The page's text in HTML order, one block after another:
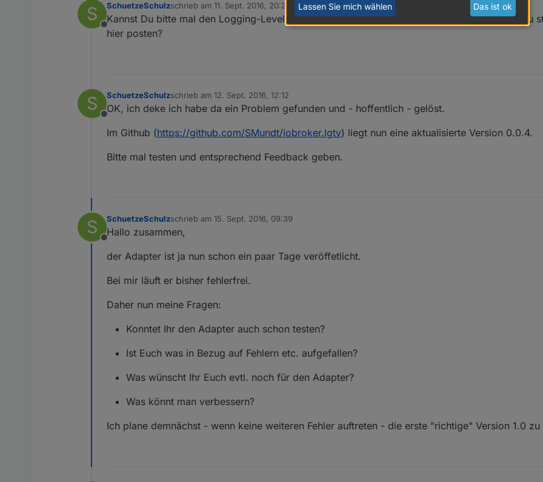
S
Offline
SchuetzeSchulzschrieb am 11. Sept. 2016, 20:20
zuletzt editiert von
Kannst Du bitte mal den Logging-Level für den Adapter auf "Debug" stellen, den Adapter neu
hier posten?
S
Offline
SchuetzeSchulzschrieb am 12. Sept. 2016, 12:12
zuletzt editiert von
OK, ich deke ich habe da ein Problem gefunden und - hoffentlich - gelöst.
Im Github (https://github.com/SMundt/iobroker.lgtv) liegt nun eine aktualisierte Version 0.0.4.
Bitte mal testen und entsprechend Feedback geben.
S
Offline
SchuetzeSchulzschrieb am 15. Sept. 2016, 09:39
zuletzt editiert von
Hallo zusammen,
der Adapter ist ja nun schon ein paar Tage veröffetlicht.
Bei mir läuft er bisher fehlerfrei.
Daher nun meine Fragen:
Konntet Ihr den Adapter auch schon testen?
Ist Euch was in Bezug auf Fehlern etc. aufgefallen?
Was wünscht Ihr Euch evtl. noch für den Adapter?
Was könnt man verbessern?
Ich plane demnächst - wenn keine weiteren Fehler auftreten - die erste "richtige" Version 1.0
Lassen Sie mich wählen Das ist ok